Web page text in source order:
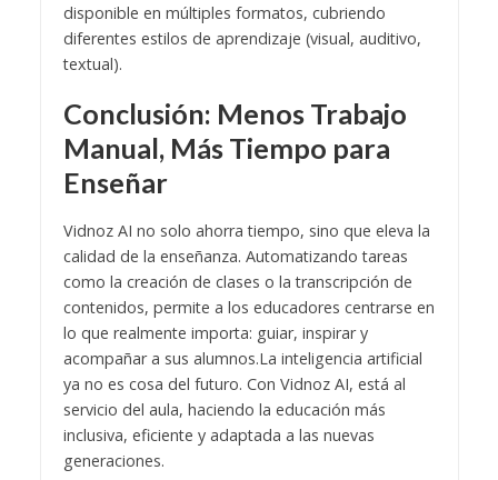
disponible en múltiples formatos, cubriendo
diferentes estilos de aprendizaje (visual, auditivo,
textual).
Conclusión: Menos Trabajo
Manual, Más Tiempo para
Enseñar
Vidnoz AI no solo ahorra tiempo, sino que eleva la
calidad de la enseñanza. Automatizando tareas
como la creación de clases o la transcripción de
contenidos, permite a los educadores centrarse en
lo que realmente importa: guiar, inspirar y
acompañar a sus alumnos.La inteligencia artificial
ya no es cosa del futuro. Con Vidnoz AI, está al
servicio del aula, haciendo la educación más
inclusiva, eficiente y adaptada a las nuevas
generaciones.